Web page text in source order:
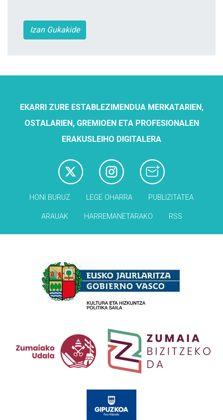
Izan Gukakide
EKARRI ZURE ESTABLEZIMENDUA MERKATARIEN,
OSTALARIEN, GREMIOEN ETA PROFESIONALEN
ERAKUSLEIHO DIGITALERA
HONI BURUZ LEGE OHARRA PUBLIZITATEA
ARAUAK HARREMANETARAKO RSS